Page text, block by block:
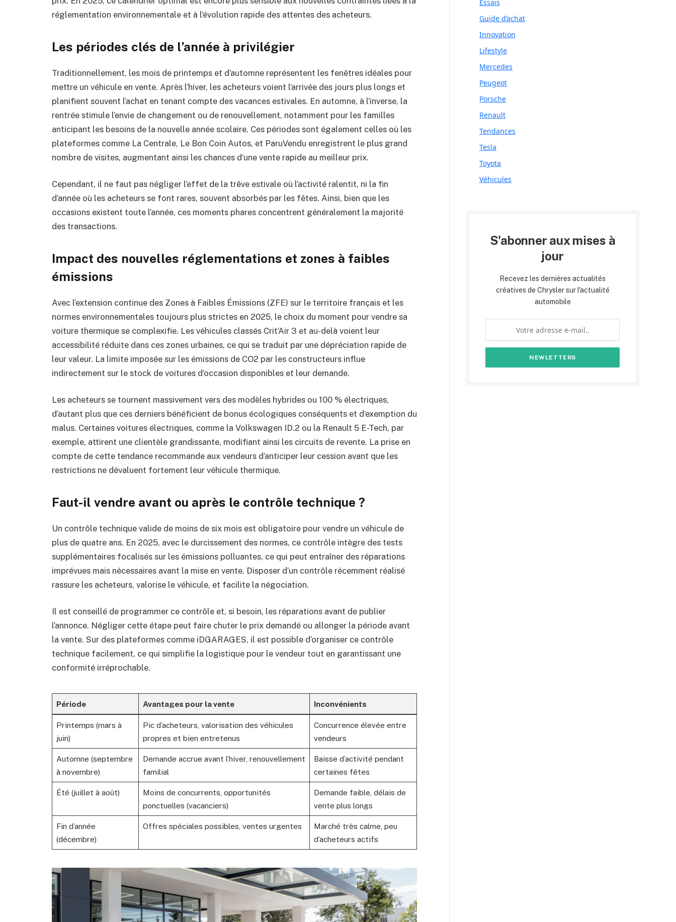
réglementation environnementale et à l’évolution rapide des attentes des acheteurs.
Les périodes clés de l’année à privilégier
Traditionnellement, les mois de printemps et d’automne représentent les fenêtres idéales pour
mettre un véhicule en vente. Après l’hiver, les acheteurs voient l’arrivée des jours plus longs et
planifient souvent l’achat en tenant compte des vacances estivales. En automne, à l’inverse, la
rentrée stimule l’envie de changement ou de renouvellement, notamment pour les familles
anticipant les besoins de la nouvelle année scolaire. Ces périodes sont également celles où les
plateformes comme La Centrale, Le Bon Coin Autos, et ParuVendu enregistrent le plus grand
nombre de visites, augmentant ainsi les chances d’une vente rapide au meilleur prix.
Cependant, il ne faut pas négliger l’effet de la trêve estivale où l’activité ralentit, ni la fin
d’année où les acheteurs se font rares, souvent absorbés par les fêtes. Ainsi, bien que les
occasions existent toute l’année, ces moments phares concentrent généralement la majorité
des transactions.
Impact des nouvelles réglementations et zones à faibles
émissions
Avec l’extension continue des Zones à Faibles Émissions (ZFE) sur le territoire français et les
normes environnementales toujours plus strictes en 2025, le choix du moment pour vendre sa
voiture thermique se complexifie. Les véhicules classés Crit’Air 3 et au-delà voient leur
accessibilité réduite dans ces zones urbaines, ce qui se traduit par une dépréciation rapide de
leur valeur. La limite imposée sur les émissions de CO2 par les constructeurs influe
indirectement sur le stock de voitures d’occasion disponibles et leur demande.
Les acheteurs se tournent massivement vers des modèles hybrides ou 100 % électriques,
d’autant plus que ces derniers bénéficient de bonus écologiques conséquents et d’exemption du
malus. Certaines voitures électriques, comme la Volkswagen ID.2 ou la Renault 5 E-Tech, par
exemple, attirent une clientèle grandissante, modifiant ainsi les circuits de revente. La prise en
compte de cette tendance recommande aux vendeurs d’anticiper leur cession avant que les
restrictions ne dévaluent fortement leur véhicule thermique.
Faut-il vendre avant ou après le contrôle technique ?
Un contrôle technique valide de moins de six mois est obligatoire pour vendre un véhicule de
plus de quatre ans. En 2025, avec le durcissement des normes, ce contrôle intègre des tests
supplémentaires focalisés sur les émissions polluantes, ce qui peut entraîner des réparations
imprévues mais nécessaires avant la mise en vente. Disposer d’un contrôle récemment réalisé
rassure les acheteurs, valorise le véhicule, et facilite la négociation.
Il est conseillé de programmer ce contrôle et, si besoin, les réparations avant de publier
l’annonce. Négliger cette étape peut faire chuter le prix demandé ou allonger la période avant
la vente. Sur des plateformes comme iDGARAGES, il est possible d’organiser ce contrôle
technique facilement, ce qui simplifie la logistique pour le vendeur tout en garantissant une
conformité irréprochable.
Période Avantages pour la vente Inconvénients
Printemps (mars à
juin)
Pic d’acheteurs, valorisation des véhicules
propres et bien entretenus
Concurrence élevée entre
vendeurs
Automne (septembre
à novembre)
Demande accrue avant l’hiver, renouvellement
familial
Baisse d’activité pendant
certaines fêtes
Été (juillet à août)
Moins de concurrents, opportunités
ponctuelles (vacanciers)
Demande faible, délais de
vente plus longs
Fin d’année
(décembre)
Offres spéciales possibles, ventes urgentes
Marché très calme, peu
d’acheteurs actifs
Essais
Guide d’achat
Innovation
Lifestyle
Mercedes
Peugeot
Porsche
Renault
Tendances
Tesla
Toyota
Véhicules
S'abonner aux mises à
jour
Recevez les dernières actualités
créatives de Chrysler sur l'actualité
automobile